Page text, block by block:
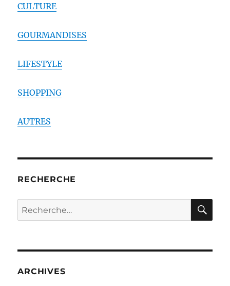
CULTURE
GOURMANDISES
LIFESTYLE
SHOPPING
AUTRES
RECHERCHE
Recherche
pour :
ARCHIVES